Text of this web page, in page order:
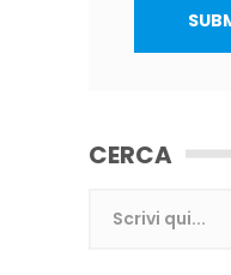
CERCA